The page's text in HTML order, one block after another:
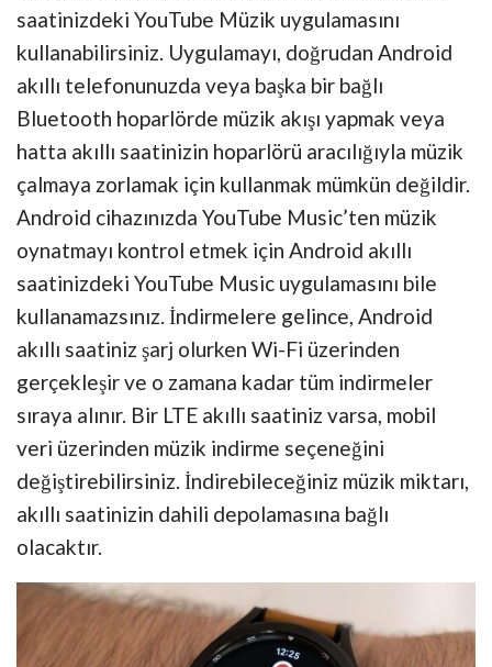
saatinizdeki YouTube Müzik uygulamasını
kullanabilirsiniz. Uygulamayı, doğrudan Android
akıllı telefonunuzda veya başka bir bağlı
Bluetooth hoparlörde müzik akışı yapmak veya
hatta akıllı saatinizin hoparlörü aracılığıyla müzik
çalmaya zorlamak için kullanmak mümkün değildir.
Android cihazınızda YouTube Music’ten müzik
oynatmayı kontrol etmek için Android akıllı
saatinizdeki YouTube Music uygulamasını bile
kullanamazsınız. İndirmelere gelince, Android
akıllı saatiniz şarj olurken Wi-Fi üzerinden
gerçekleşir ve o zamana kadar tüm indirmeler
sıraya alınır. Bir LTE akıllı saatiniz varsa, mobil
veri üzerinden müzik indirme seçeneğini
değiştirebilirsiniz. İndirebileceğiniz müzik miktarı,
akıllı saatinizin dahili depolamasına bağlı
olacaktır.